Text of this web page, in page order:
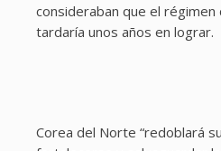
consideraban que el régimen
tardaría unos años en lograr.
Corea del Norte “redoblará